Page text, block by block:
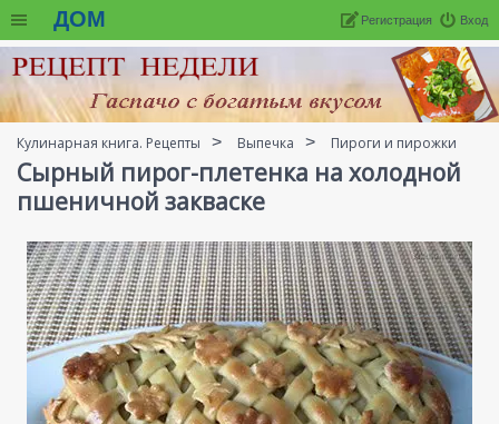
ДОМ Вход
Регистрация
Кулинарная книга. Рецепты Выпечка Пироги и пирожки
Сырный пирог-плетенка на холодной
пшеничной закваске